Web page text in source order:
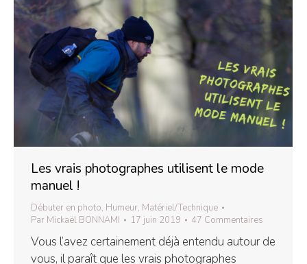
Les vrais photographes utilisent le mode
manuel !
Débuter en photo, Humeur, Matériel/Technique
Par Mickaël BONNAMI 17 juin 2019 47 Commentaires
Vous l’avez certainement déjà entendu autour de
vous, il paraît que les vrais photographes